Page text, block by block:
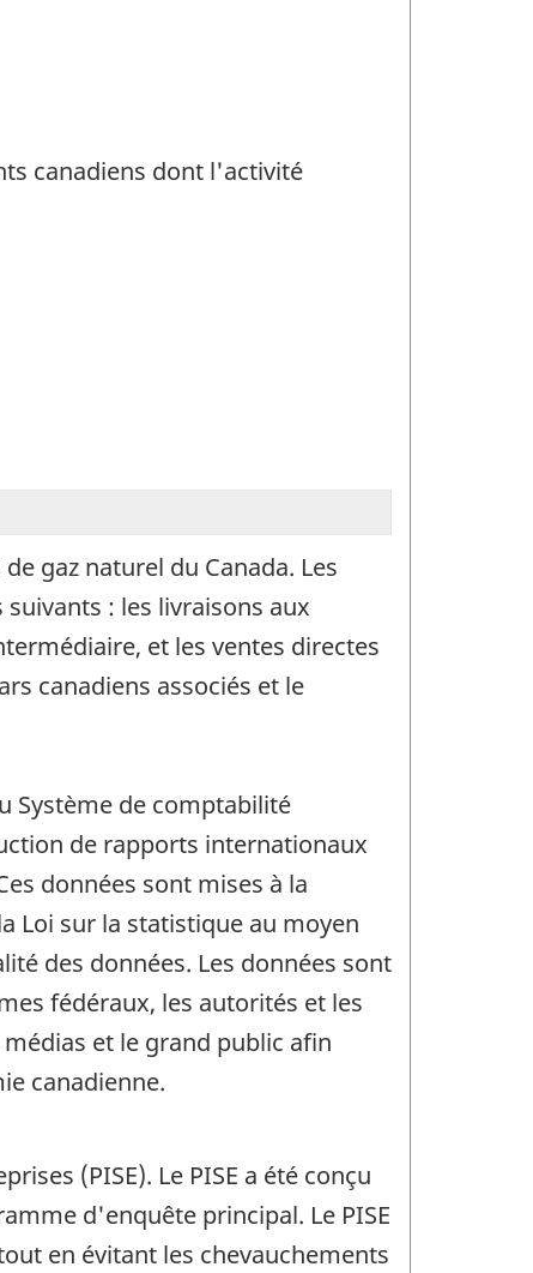
canadiens dont l'activité
gaz naturel du Canada. Les
: les livraisons aux
et les ventes directes
canadiens associés et le
Système de comptabilité
de rapports internationaux
données sont mises à la
Loi sur la statistique au moyen
des données. Les données sont
fédéraux, les autorités et les
et le grand public afin
canadienne.
(PISE). Le PISE a été conçu
d'enquête principal. Le PISE
en évitant les chevauchements